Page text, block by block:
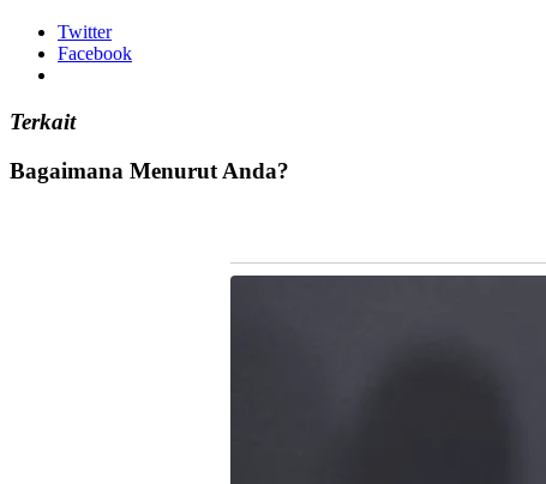
Twitter
Facebook
Terkait
Bagaimana Menurut Anda?